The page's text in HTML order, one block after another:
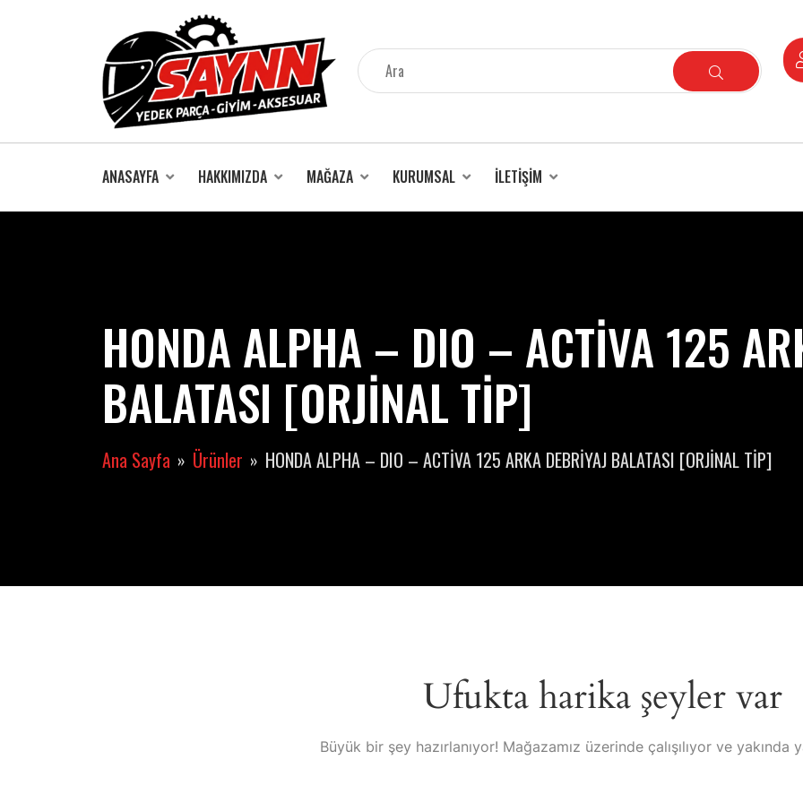
ANASAYFA HAKKIMIZDA MAĞAZA KURUMSAL İLETIŞIM
HONDA ALPHA – DIO – ACTİVA 125
BALATASI [ORJİNAL TİP]
Ana Sayfa Ürünler HONDA ALPHA – DIO – ACTİVA 125 ARKA DEBRİYAJ BALATASI [ORJİNAL TİP]
Ufukta harika şeyler var
Büyük bir şey hazırlanıyor! Mağazamız üzerinde çalışılıyor ve yakında